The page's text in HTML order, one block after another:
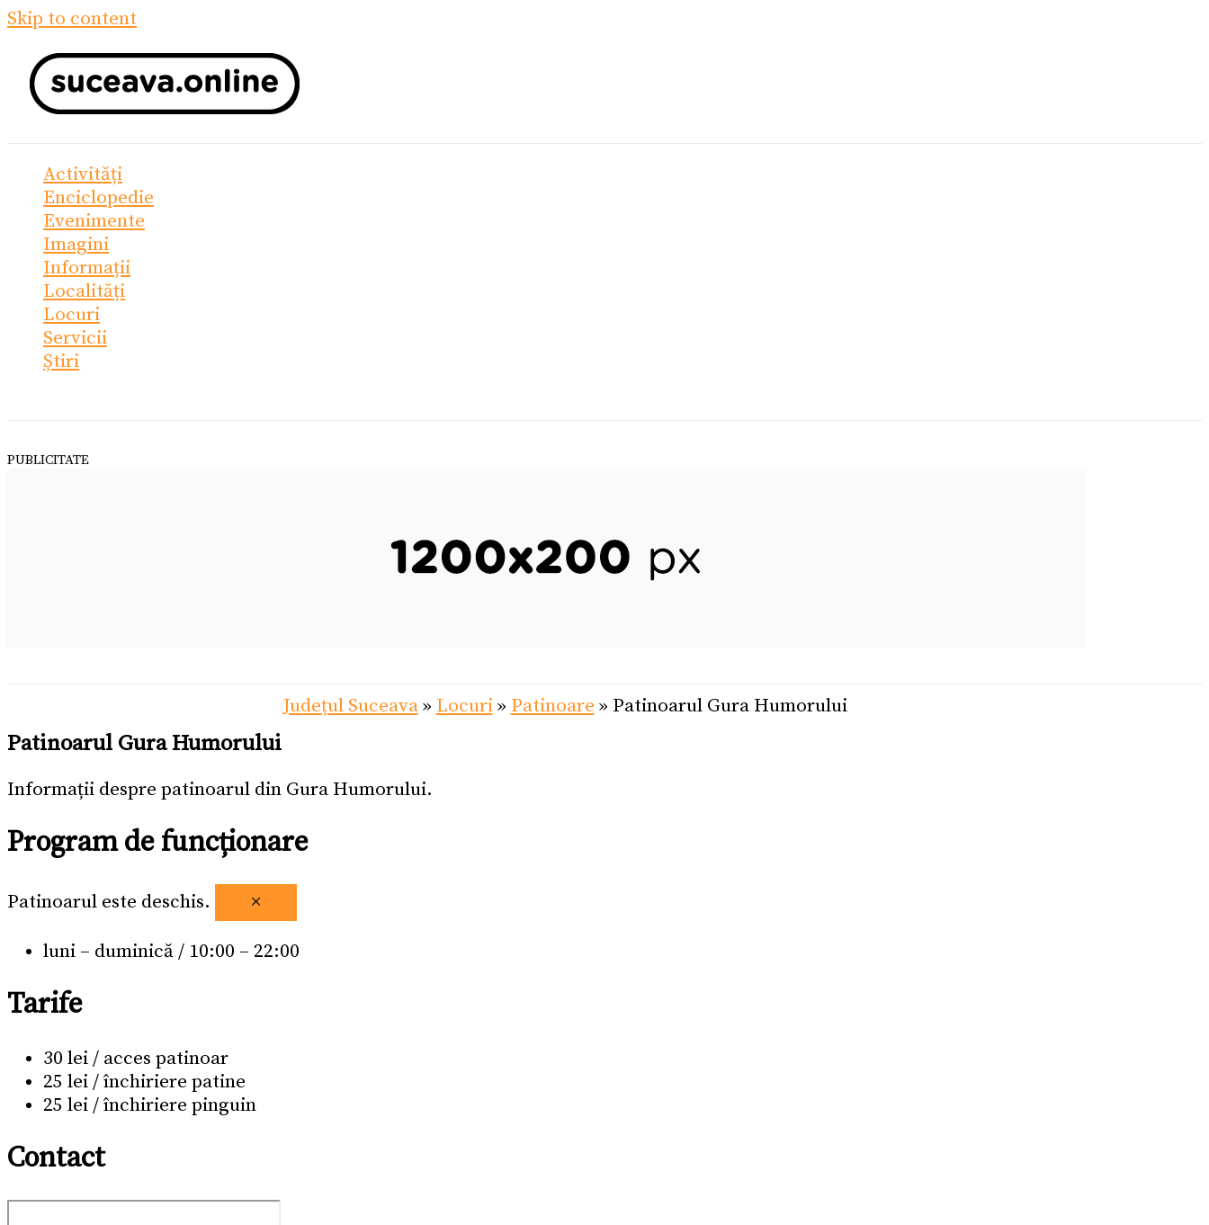
Skip to content
Activități
Enciclopedie
Evenimente
Imagini
Informații
Localități
Locuri
Servicii
Știri
PUBLICITATE
Județul Suceava» Locuri» Patinoare » Patinoarul Gura Humorului
Patinoarul Gura Humorului
Informații despre patinoarul din Gura Humorului.
Program de funcționare
Patinoarul este deschis. ×
luni – duminică / 10:00 – 22:00
Tarife
30 lei / acces patinoar
25 lei / închiriere patine
25 lei / închiriere pinguin
Contact